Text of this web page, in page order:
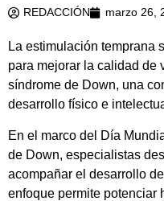
REDACCIÓN marzo 26,
La estimulación temprana
para mejorar la calidad de
síndrome de Down, una
desarrollo físico e
En el marco del Día
de Down, especialistas
acompañar el desarrollo
enfoque permite potenciar